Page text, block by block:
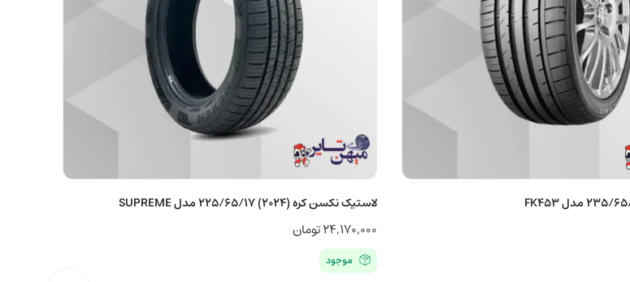
لاستیک نکسن کره (2024) 225/65/17 مدل SUPREME
۲۴,۱۷۰,۰۰۰تومان
موجود